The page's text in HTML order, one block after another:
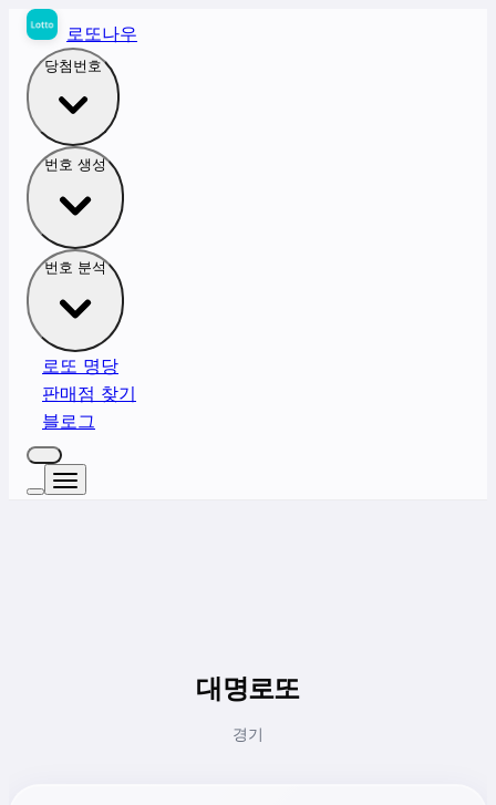
로또나우
당첨번호
번호 생성
번호 분석
로또 명당
판매점 찾기
블로그
대명로또
경기